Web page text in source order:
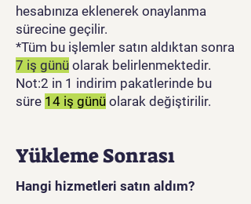
hesabınıza eklenerek onaylanma
sürecine geçilir.
*Tüm bu işlemler satın aldıktan sonra
7 iş günü olarak belirlenmektedir.
Not:2 in 1 indirim pakatlerinde bu
süre 14 iş günü olarak değiştirilir.
Yükleme Sonrası
Hangi hizmetleri satın aldım?